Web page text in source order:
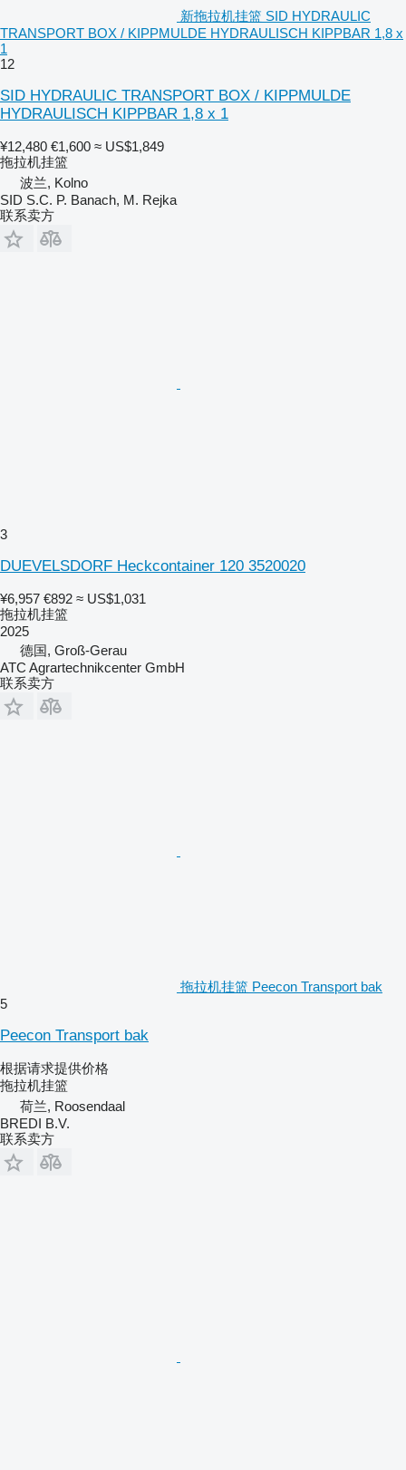
新拖拉机挂篮 SID HYDRAULIC
TRANSPORT BOX / KIPPMULDE HYDRAULISCH KIPPBAR 1,8 x
1
12
SID HYDRAULIC TRANSPORT BOX / KIPPMULDE
HYDRAULISCH KIPPBAR 1,8 x 1
¥12,480 €1,600 ≈ US$1,849
拖拉机挂篮
波兰, Kolno
SID S.C. P. Banach, M. Rejka
联系卖方
3
DUEVELSDORF Heckcontainer 120 3520020
¥6,957 €892 ≈ US$1,031
拖拉机挂篮
2025
德国, Groß-Gerau
ATC Agrartechnikcenter GmbH
联系卖方
拖拉机挂篮 Peecon Transport bak
5
Peecon Transport bak
根据请求提供价格
拖拉机挂篮
荷兰, Roosendaal
BREDI B.V.
联系卖方